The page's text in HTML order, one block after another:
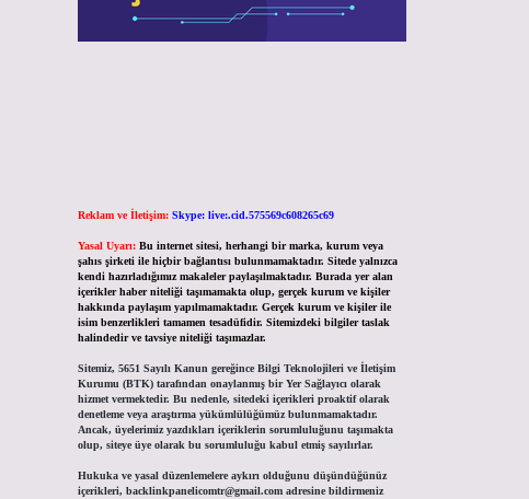
Reklam ve İletişim: Skype: live:.cid.575569c608265c69
Yasal Uyarı: Bu internet sitesi, herhangi bir marka, kurum veya
şahıs şirketi ile hiçbir bağlantısı bulunmamaktadır. Sitede yalnızca
kendi hazırladığımız makaleler paylaşılmaktadır. Burada yer alan
içerikler haber niteliği taşımamakta olup, gerçek kurum ve kişiler
hakkında paylaşım yapılmamaktadır. Gerçek kurum ve kişiler ile
isim benzerlikleri tamamen tesadüfidir. Sitemizdeki bilgiler taslak
halindedir ve tavsiye niteliği taşımazlar.
Sitemiz, 5651 Sayılı Kanun gereğince Bilgi Teknolojileri ve İletişim
Kurumu (BTK) tarafından onaylanmış bir Yer Sağlayıcı olarak
hizmet vermektedir. Bu nedenle, sitedeki içerikleri proaktif olarak
denetleme veya araştırma yükümlülüğümüz bulunmamaktadır.
Ancak, üyelerimiz yazdıkları içeriklerin sorumluluğunu taşımakta
olup, siteye üye olarak bu sorumluluğu kabul etmiş sayılırlar.
Hukuka ve yasal düzenlemelere aykırı olduğunu düşündüğünüz
içerikleri, backlinkpanelicomtr@gmail.comadresine bildirmeniz